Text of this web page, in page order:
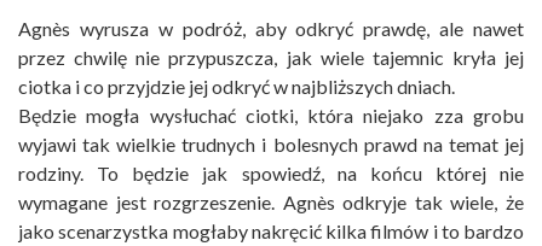
Agnès wyrusza w podróż, aby odkryć prawdę, ale nawet
przez chwilę nie przypuszcza, jak wiele tajemnic kryła jej
ciotka i co przyjdzie jej odkryć w najbliższych dniach.
Będzie mogła wysłuchać ciotki, która niejako zza grobu
wyjawi tak wielkie trudnych i bolesnych prawd na temat jej
rodziny. To będzie jak spowiedź, na końcu której nie
wymagane jest rozgrzeszenie. Agnès odkryje tak wiele, że
jako scenarzystka mogłaby nakręcić kilka filmów i to bardzo